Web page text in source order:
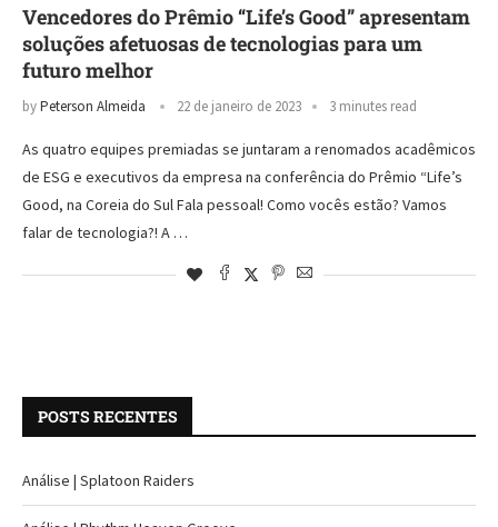
Vencedores do Prêmio “Life’s Good” apresentam
soluções afetuosas de tecnologias para um
futuro melhor
byPeterson Almeida 22 de janeiro de 2023 3 minutes read
As quatro equipes premiadas se juntaram a renomados acadêmicos
de ESG e executivos da empresa na conferência do Prêmio “Life’s
Good, na Coreia do Sul Fala pessoal! Como vocês estão? Vamos
falar de tecnologia?! A …
POSTS RECENTES
Análise | Splatoon Raiders